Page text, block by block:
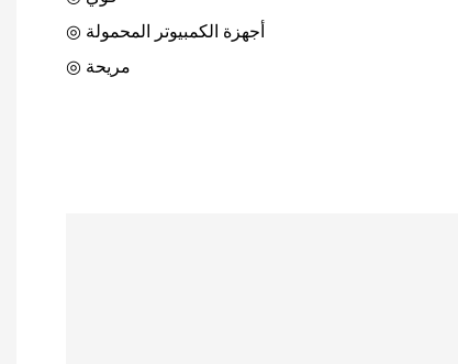
◎ أجهزة الكمبيوتر المحمولة
◎ مريحة